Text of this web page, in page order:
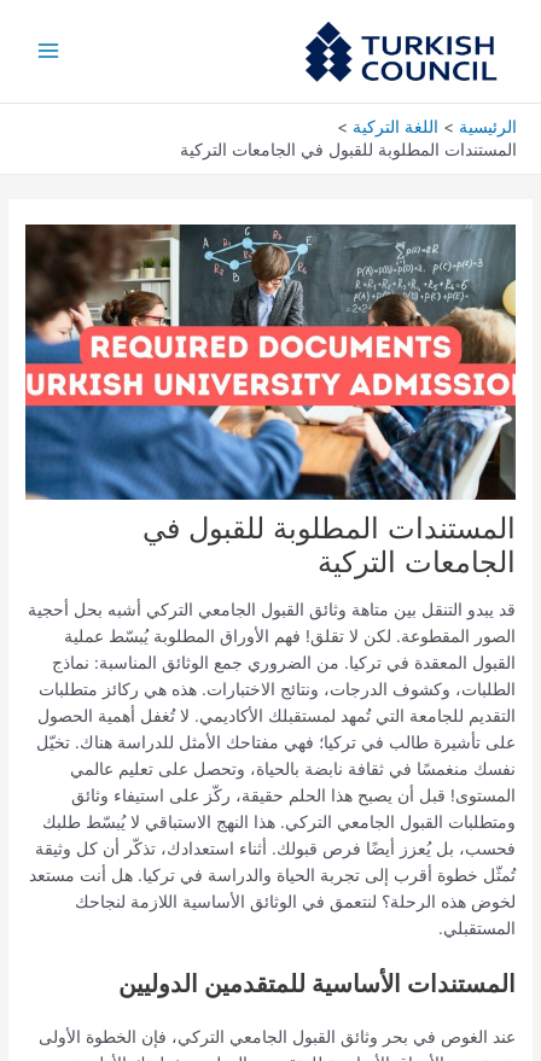
المحتوى
الرئيسية
اللغة التركية
المستندات المطلوبة للقبول في الجامعات التركية
المستندات المطلوبة للقبول في
الجامعات التركية
قد يبدو التنقل بين متاهة وثائق القبول الجامعي التركي أشبه بحل أحجية
الصور المقطوعة. لكن لا تقلق! فهم الأوراق المطلوبة يُبسّط عملية
القبول المعقدة في تركيا. من الضروري جمع الوثائق المناسبة: نماذج
الطلبات، وكشوف الدرجات، ونتائج الاختبارات. هذه هي ركائز متطلبات
التقديم للجامعة التي تُمهد لمستقبلك الأكاديمي. لا تُغفل أهمية الحصول
على تأشيرة طالب في تركيا؛ فهي مفتاحك الأمثل للدراسة هناك. تخيّل
نفسك منغمسًا في ثقافة نابضة بالحياة، وتحصل على تعليم عالمي
المستوى! قبل أن يصبح هذا الحلم حقيقة، ركّز على استيفاء وثائق
ومتطلبات القبول الجامعي التركي. هذا النهج الاستباقي لا يُبسّط طلبك
فحسب، بل يُعزز أيضًا فرص قبولك. أثناء استعدادك، تذكّر أن كل وثيقة
تُمثّل خطوة أقرب إلى تجربة الحياة والدراسة في تركيا. هل أنت مستعد
لخوض هذه الرحلة؟ لنتعمق في الوثائق الأساسية اللازمة لنجاحك
المستقبلي.
المستندات الأساسية للمتقدمين الدوليين
عند الغوص في بحر وثائق القبول الجامعي التركي، فإن الخطوة الأولى